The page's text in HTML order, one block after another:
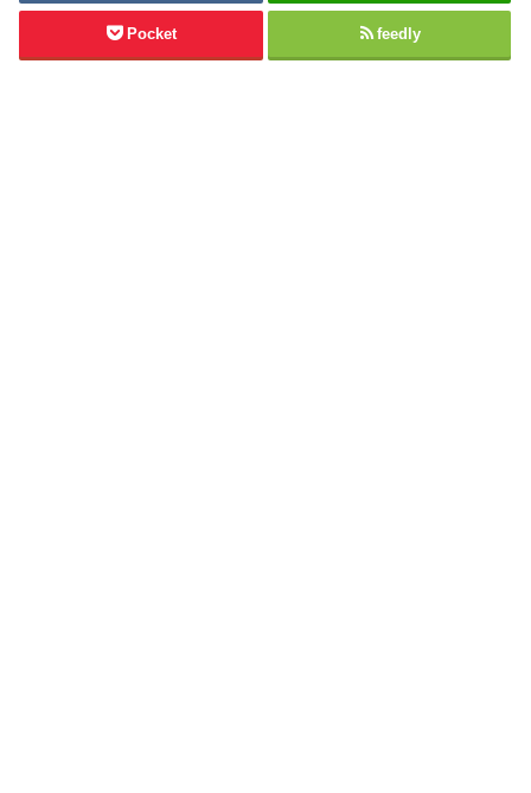
Pocket feedly